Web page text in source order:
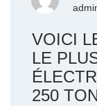
VOICI
LE
250